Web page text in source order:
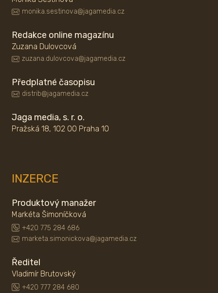
monika.sestinova@jagamedia.cz
Redakce online magazínu
Zuzana Dulovcová
zuzana.dulovcova@jagamedia.cz
Předplatné časopisu
distrib@jagamedia.cz
Jaga media, s. r. o.
Pražská 18, 102 00 Praha 10
INZERCE
Produktový manažer
Markéta Šimoníčková
+420 775 284 686
marketa.simonickova@jagamedia.cz
Ředitel
Vladimír Brutovský
+420 777 284 680